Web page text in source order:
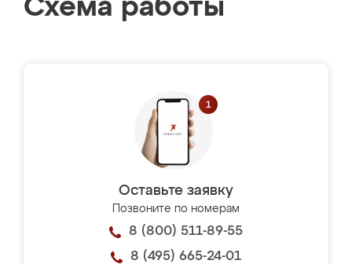
Схема работы
Оставьте заявку
Позвоните по номерам
8 (800) 511-89-55
8 (495) 665-24-01